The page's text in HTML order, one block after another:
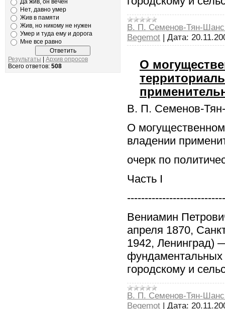
Да жив, он вечен
Нет, давно умер
Жив в памяти
Жив, но никому не нужен
Умер и туда ему и дорога
Мне все равно
Результаты
Архив опросов
Всего ответов: 508
В. П. Семенов-Тян-
Begemot
Дата:
О
В. П. Семенов-
О
владении
очерк по
Часть I
Вениамин
апреля 1870,
1942, Ленинград)
фундаментальных
городскому и
В. П. Семенов-Тян-
Begemot
Дата: